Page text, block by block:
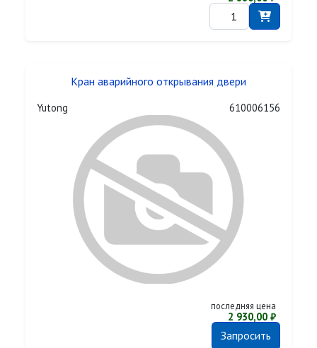
Кран аварийного открывания двери
Yutong 610006156
последняя цена
2 930,00 ₽
Запросить